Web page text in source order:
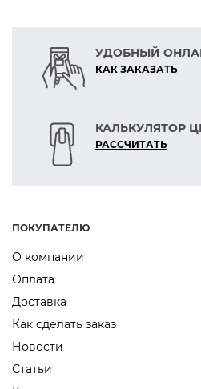
УДОБНЫЙ
КАК ЗАКАЗАТЬ
КАЛЬКУЛЯТОР
РАСCЧИТАТЬ
ПОКУПАТЕЛЮ
О компании
Оплата
Доставка
Как сделать заказ
Новости
Статьи